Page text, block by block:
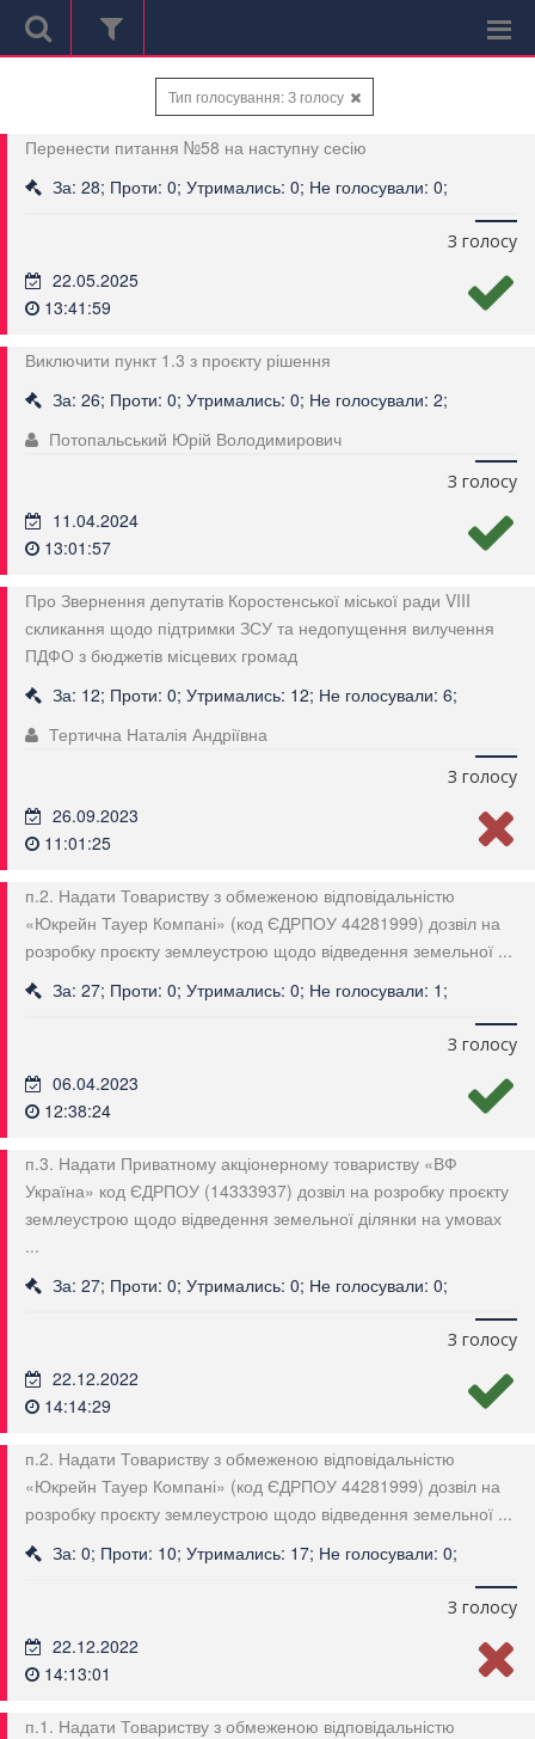
Тип голосування: З голосу
Перенести питання №58 на наступну сесію
За: 28; Проти: 0; Утримались: 0; Не голосували: 0;
З голосу
22.05.2025
13:41:59
Виключити пункт 1.3 з проєкту рішення
За: 26; Проти: 0; Утримались: 0; Не голосували: 2;
Потопальський Юрій Володимирович
З голосу
11.04.2024
13:01:57
Про Звернення депутатів Коростенської міської ради VIII
скликання щодо підтримки ЗСУ та недопущення вилучення
ПДФО з бюджетів місцевих громад
За: 12; Проти: 0; Утримались: 12; Не голосували: 6;
Тертична Наталія Андріївна
З голосу
26.09.2023
11:01:25
п.2. Надати Товариству з обмеженою відповідальністю
«Юкрейн Тауер Компані» (код ЄДРПОУ 44281999) дозвіл на
розробку проєкту землеустрою щодо відведення земельної ...
За: 27; Проти: 0; Утримались: 0; Не голосували: 1;
З голосу
06.04.2023
12:38:24
п.3. Надати Приватному акціонерному товариству «ВФ
Україна» код ЄДРПОУ (14333937) дозвіл на розробку проєкту
землеустрою щодо відведення земельної ділянки на умовах
...
За: 27; Проти: 0; Утримались: 0; Не голосували: 0;
З голосу
22.12.2022
14:14:29
п.2. Надати Товариству з обмеженою відповідальністю
«Юкрейн Тауер Компані» (код ЄДРПОУ 44281999) дозвіл на
розробку проєкту землеустрою щодо відведення земельної ...
За: 0; Проти: 10; Утримались: 17; Не голосували: 0;
З голосу
22.12.2022
14:13:01
п.1. Надати Товариству з обмеженою відповідальністю